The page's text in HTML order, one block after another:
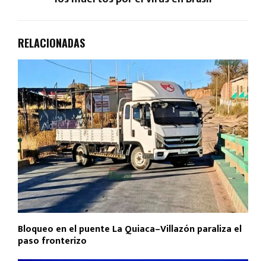
RELACIONADAS
Bloqueo en el puente La Quiaca–Villazón paraliza el
paso fronterizo